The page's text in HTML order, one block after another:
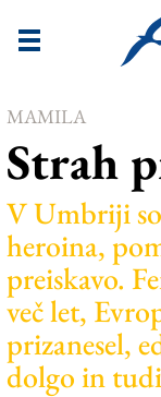
Novice
Goriška
Kultura
Šport
Še
Vreme
V Kioskih
MAMILA
Strah
V Umbriji
heroina,
preiskavo.
več let,
prizanesel,
dolgo in tudi